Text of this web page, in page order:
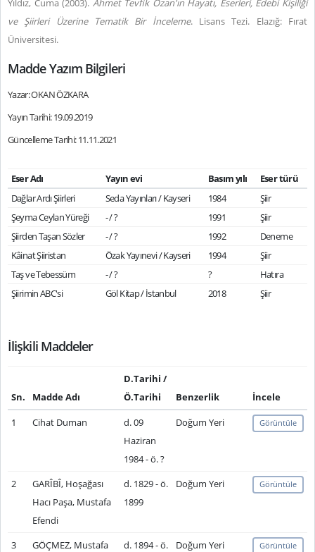
Yıldız, Cuma (2003). Ahmet Tevfik Ozan'ın Hayatı, Eserleri, Edebi Kişiliği
ve Şiirleri Üzerine Tematik Bir İnceleme. Lisans Tezi. Elazığ: Fırat
Üniversitesi.
Madde Yazım Bilgileri
Yazar: OKAN ÖZKARA
Yayın Tarihi: 19.09.2019
Güncelleme Tarihi: 11.11.2021
Eser Adı Yayın evi Basım yılı
Eser türü
Dağlar Ardı Şiirleri
Seda Yayınları / Kayseri 1984
Şiir
Şeyma Ceylan Yüreği
- / ? 1991
Şiir
Şiirden Taşan Sözler
- / ? 1992
Deneme
Kâinat Şiiristan
Özak Yayınevi / Kayseri 1994
Şiir
Taş ve Tebessüm
- / ? ?
Hatıra
Şiirimin ABC'si
Göl Kitap / İstanbul 2018 Şiir
İlişkili Maddeler
Sn. Madde Adı
D.Tarihi /
Ö.Tarihi
Benzerlik
İncele
1
Cihat Duman
d. 09
Haziran
1984 - ö. ?
Doğum Yeri Görüntüle
2
GARÎBÎ, Hoşağası
Hacı Paşa, Mustafa
Efendi
d. 1829 - ö.
1899
Doğum Yeri Görüntüle
3
GÖÇMEZ, Mustafa
d. 1894 - ö.
Doğum Yeri Görüntüle